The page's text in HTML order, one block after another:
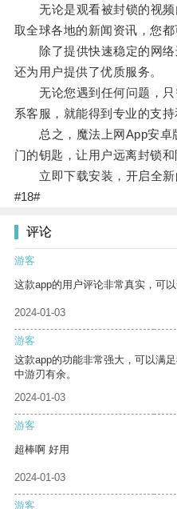
无论是观看被封锁的视频
取全球各地的新闻资讯，您都
除了提供快速稳定的网络
还为用户提供了优质服务。
无论您遇到任何问题，只
系客服，就能得到专业的支持
总之，魔法上网App安卓
门的钥匙，让用户远离封锁
立即下载安装，开启全新
#18#
评论
游客
这款app的用户评论非常真实，可
2024-01-03
游客
这款app的功能非常强大，可以满
中游刃有余。
2024-01-03
游客
超棒啊 好用
2024-01-03
游客